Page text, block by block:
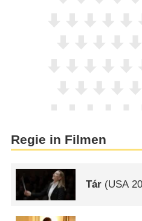
Regie in Filmen
Tár (USA